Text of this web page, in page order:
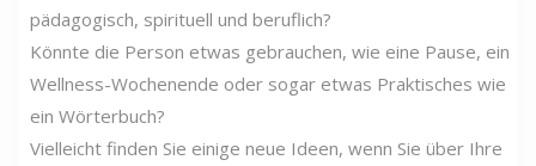
pädagogisch, spirituell und beruflich?
Könnte die Person etwas gebrauchen, wie eine Pause, ein
Wellness-Wochenende oder sogar etwas Praktisches wie
ein Wörterbuch?
Vielleicht finden Sie einige neue Ideen, wenn Sie über Ihre